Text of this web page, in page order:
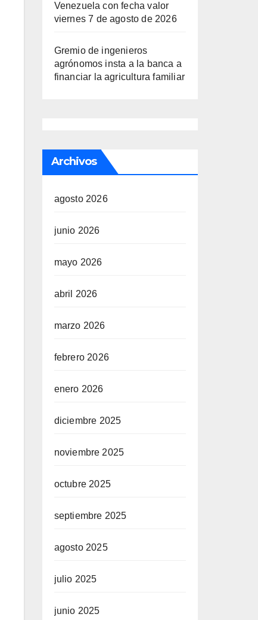
Venezuela con fecha valor
viernes 7 de agosto de 2026
Gremio de ingenieros
agrónomos insta a la banca a
financiar la agricultura familiar
Archivos
agosto 2026
junio 2026
mayo 2026
abril 2026
marzo 2026
febrero 2026
enero 2026
diciembre 2025
noviembre 2025
octubre 2025
septiembre 2025
agosto 2025
julio 2025
junio 2025